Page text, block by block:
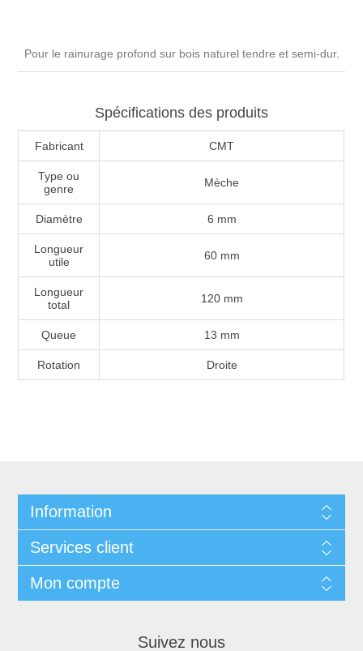
Pour le rainurage profond sur bois naturel tendre et semi-dur.
Spécifications des produits
Fabricant CMT
Type ou
genre
Mèche
Diamètre 6 mm
Longueur
utile
60 mm
Longueur
total
120 mm
Queue 13 mm
Rotation Droite
Information
Services client
Mon compte
Suivez nous